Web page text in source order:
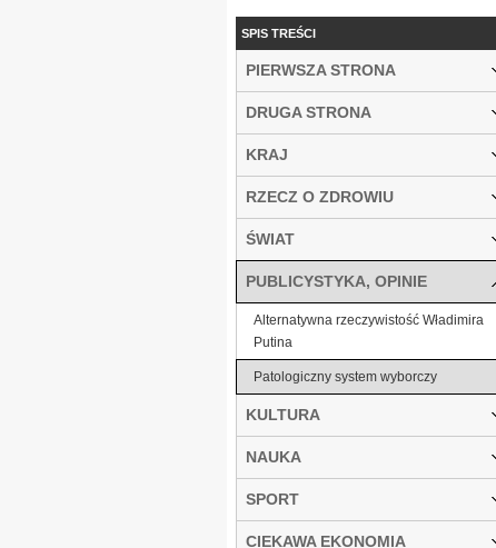
SPIS TREŚCI
PIERWSZA STRONA
DRUGA STRONA
KRAJ
RZECZ O ZDROWIU
ŚWIAT
PUBLICYSTYKA, OPINIE
Alternatywna rzeczywistość Władimira
Putina
Patologiczny system wyborczy
KULTURA
NAUKA
SPORT
CIEKAWA EKONOMIA